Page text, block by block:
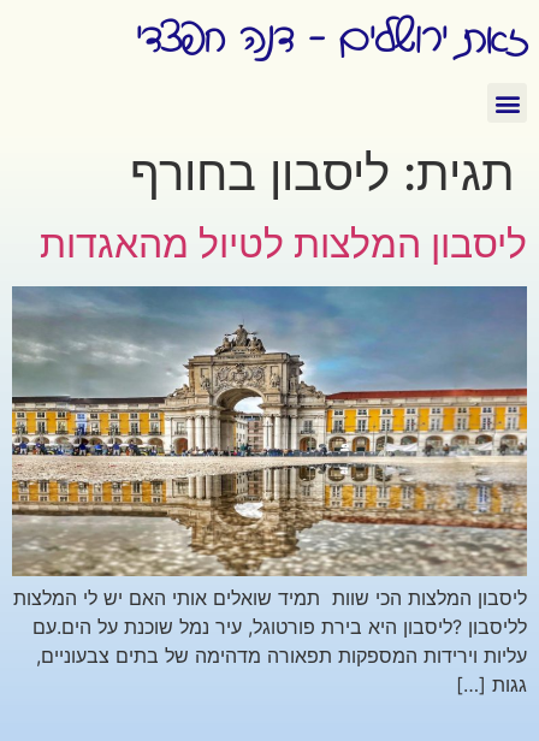
זאת ירושלים - דנה חפצדי
תגית: ליסבון בחורף
ליסבון המלצות לטיול מהאגדות
ליסבון המלצות הכי שוות תמיד שואלים אותי האם יש לי המלצות
לליסבון ?ליסבון היא בירת פורטוגל, עיר נמל שוכנת על הים.עם
עליות וירידות המספקות תפאורה מדהימה של בתים צבעוניים,
גגות […]